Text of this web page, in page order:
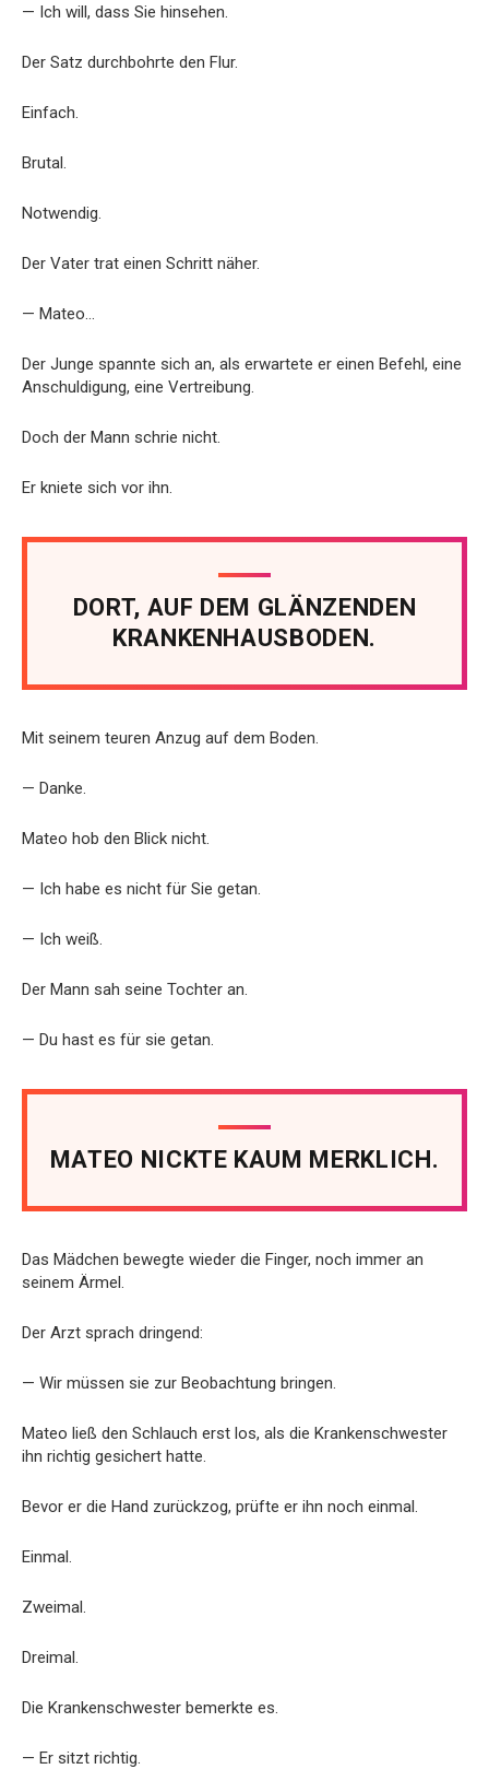
— Ich will, dass Sie hinsehen.
Der Satz durchbohrte den Flur.
Einfach.
Brutal.
Notwendig.
Der Vater trat einen Schritt näher.
— Mateo…
Der Junge spannte sich an, als erwartete er einen Befehl, eine
Anschuldigung, eine Vertreibung.
Doch der Mann schrie nicht.
Er kniete sich vor ihn.
DORT, AUF DEM GLÄNZENDEN
KRANKENHAUSBODEN.
Mit seinem teuren Anzug auf dem Boden.
— Danke.
Mateo hob den Blick nicht.
— Ich habe es nicht für Sie getan.
— Ich weiß.
Der Mann sah seine Tochter an.
— Du hast es für sie getan.
MATEO NICKTE KAUM MERKLICH.
Das Mädchen bewegte wieder die Finger, noch immer an
seinem Ärmel.
Der Arzt sprach dringend:
— Wir müssen sie zur Beobachtung bringen.
Mateo ließ den Schlauch erst los, als die Krankenschwester
ihn richtig gesichert hatte.
Bevor er die Hand zurückzog, prüfte er ihn noch einmal.
Einmal.
Zweimal.
Dreimal.
Die Krankenschwester bemerkte es.
— Er sitzt richtig.